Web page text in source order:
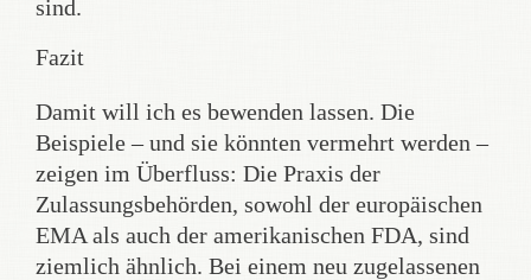
sind.
Fazit
Damit will ich es bewenden lassen. Die
Beispiele – und sie könnten vermehrt werden –
zeigen im Überfluss: Die Praxis der
Zulassungsbehörden, sowohl der europäischen
EMA als auch der amerikanischen FDA, sind
ziemlich ähnlich. Bei einem neu zugelassenen